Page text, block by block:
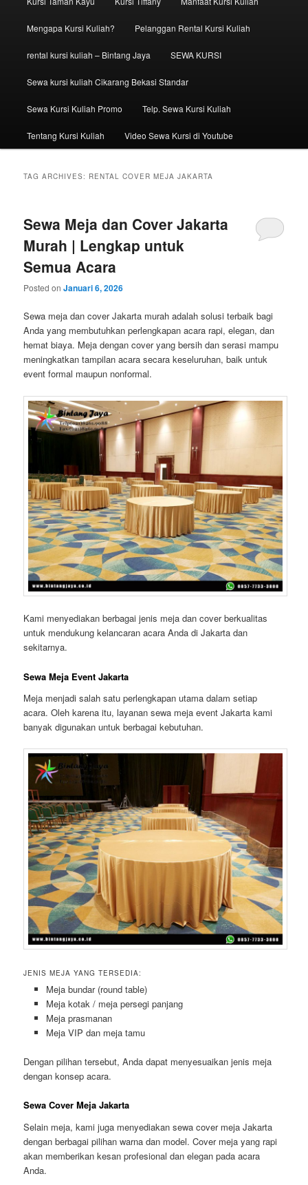
Mengapa Kursi Kuliah? Pelanggan Rental Kursi Kuliah
rental kursi kuliah – Bintang Jaya SEWA KURSI
Sewa kursi kuliah Cikarang Bekasi Standar
Sewa Kursi Kuliah Promo Telp. Sewa Kursi Kuliah
Tentang Kursi Kuliah Video Sewa Kursi di Youtube
TAG ARCHIVES: RENTAL COVER MEJA JAKARTA
Sewa Meja dan Cover Jakarta
Murah | Lengkap untuk
Semua Acara
Posted onJanuari 6, 2026
Sewa meja dan cover Jakarta murah adalah solusi terbaik bagi
Anda yang membutuhkan perlengkapan acara rapi, elegan, dan
hemat biaya. Meja dengan cover yang bersih dan serasi mampu
meningkatkan tampilan acara secara keseluruhan, baik untuk
event formal maupun nonformal.
Kami menyediakan berbagai jenis meja dan cover berkualitas
untuk mendukung kelancaran acara Anda di Jakarta dan
sekitarnya.
Sewa Meja Event Jakarta
Meja menjadi salah satu perlengkapan utama dalam setiap
acara. Oleh karena itu, layanan sewa meja event Jakarta kami
banyak digunakan untuk berbagai kebutuhan.
JENIS MEJA YANG TERSEDIA:
Meja bundar (round table)
Meja kotak / meja persegi panjang
Meja prasmanan
Meja VIP dan meja tamu
Dengan pilihan tersebut, Anda dapat menyesuaikan jenis meja
dengan konsep acara.
Sewa Cover Meja Jakarta
Selain meja, kami juga menyediakan sewa cover meja Jakarta
dengan berbagai pilihan warna dan model. Cover meja yang rapi
akan memberikan kesan profesional dan elegan pada acara
Anda.